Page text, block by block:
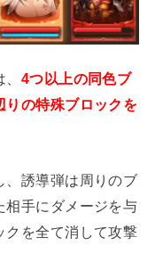
4つ以上の同色ブ
りの特殊ブロックを
、誘導弾は周りのブ
相手にダメージを与
クを全て消して攻撃